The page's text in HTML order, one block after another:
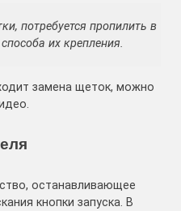
потребуется пропилить в
их крепления.
замена щеток, можно
останавливающее
кнопки запуска. В